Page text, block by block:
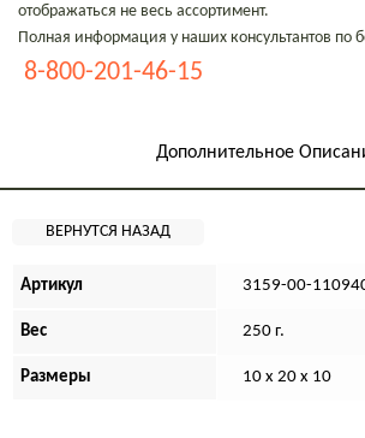
отображаться не весь ассортимент.
Полная информация у наших консультантов по
8-800-201-46-15
Дополнительное
Артикул 3159-00-
Вес 250 г.
Размеры 10 х 20 х 10